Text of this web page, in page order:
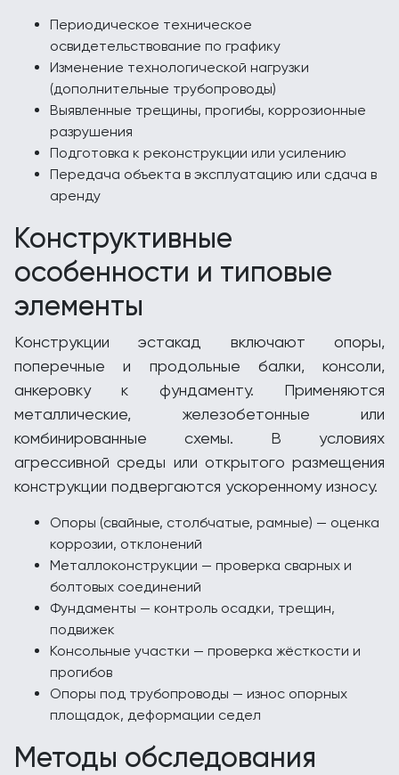
Периодическое техническое
освидетельствование по графику
Изменение технологической нагрузки
(дополнительные трубопроводы)
Выявленные трещины, прогибы, коррозионные
разрушения
Подготовка к реконструкции или усилению
Передача объекта в эксплуатацию или сдача в
аренду
Конструктивные
особенности и типовые
элементы
Конструкции эстакад включают опоры,
поперечные и продольные балки, консоли,
анкеровку к фундаменту. Применяются
металлические, железобетонные или
комбинированные схемы. В условиях
агрессивной среды или открытого размещения
конструкции подвергаются ускоренному износу.
Опоры (свайные, столбчатые, рамные) — оценка
коррозии, отклонений
Металлоконструкции — проверка сварных и
болтовых соединений
Фундаменты — контроль осадки, трещин,
подвижек
Консольные участки — проверка жёсткости и
прогибов
Опоры под трубопроводы — износ опорных
площадок, деформации седел
Методы обследования